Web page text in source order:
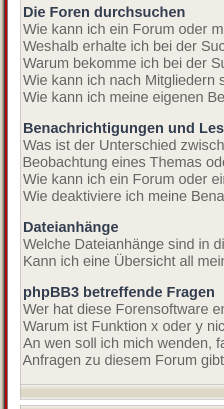
Die Foren durchsuchen
Wie kann ich ein Forum oder
Weshalb erhalte ich bei der
Warum bekomme ich bei der
Wie kann ich nach Mitgliedern
Wie kann ich meine eigenen
Benachrichtigungen und
Was ist der Unterschied
Beobachtung eines Themas
Wie kann ich ein Forum oder
Wie deaktiviere ich meine
Dateianhänge
Welche Dateianhänge sind in
Kann ich eine Übersicht all
phpBB3 betreffende Fragen
Wer hat diese Forensoftware
Warum ist Funktion x oder y
An wen soll ich mich wenden,
Anfragen zu diesem Forum